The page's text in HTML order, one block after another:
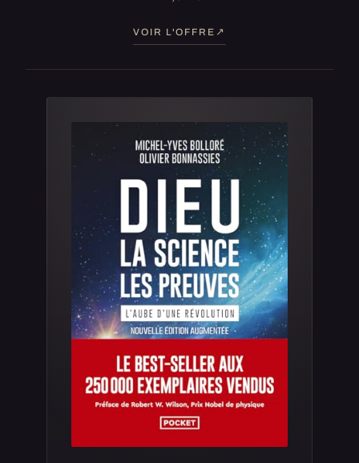
VOIR L'OFFRE